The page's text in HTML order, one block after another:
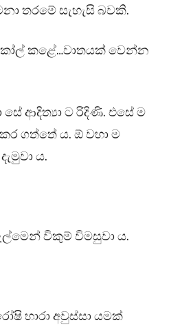
තරමේ සැහැසි බවකි.
කළේ…වාතයක් වෙන්න
ආදිත්‍යා ට රිදිණි. එසේ ම
ගත්තේ ය. ඕ වහා ම
ය.
විකුම් විමසුවා ය.
හාරා අවුස්සා යමක්